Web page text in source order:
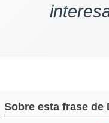
Sobre esta frase de